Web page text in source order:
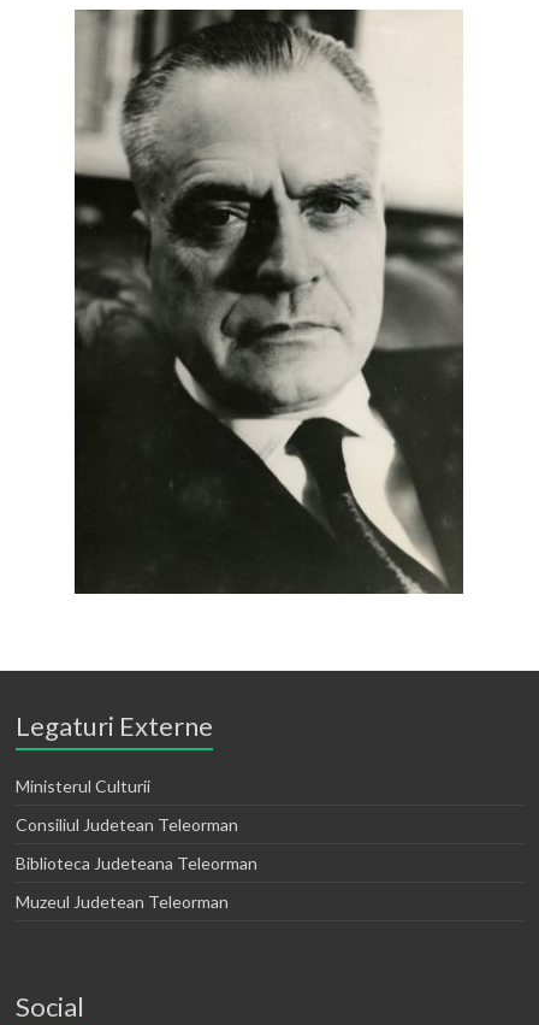
Legaturi Externe
Ministerul Culturii
Consiliul Judetean Teleorman
Biblioteca Judeteana Teleorman
Muzeul Judetean Teleorman
Social